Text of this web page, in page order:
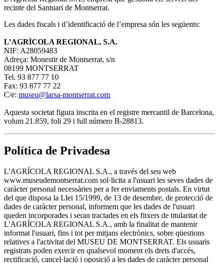
recinte del Santuari de Montserrat.
Les dades fiscals i d’identificació de l’empresa són les següents:
L’AGRÍCOLA REGIONAL, S.A.
NIF: A28059483
Adreça: Monestir de Montserrat, s/n
08199 MONTSERRAT
Tel. 93 877 77 10
Fax: 93 877 77 22
C/e: museu@larsa-montserrat.com
Aquesta societat figura inscrita en el registre mercantil de Barcelona,
volum 21.859, foli 29 i full número B-28813.
Política de Privadesa
L'AGRÍCOLA REGIONAL S.A., a través del seu web
www.museudemontserrat.com sol·licita a l'usuari les seves dades de
caràcter personal necessàries per a fer enviaments postals. En virtut
del que disposa la Llei 15/1999, de 13 de desembre, de protecció de
dades de caràcter personal, informem que les dades de l'usuari
queden incorporades i seran tractades en els fitxers de titularitat de
L'AGRÍCOLA REGIONAL S.A., amb la finalitat de mantenir
informat l'usuari, fins i tot per mitjans electrònics, sobre qüestions
relatives a l'activitat del MUSEU DE MONTSERRAT. Els usuaris
registrats poden exercir en qualsevol moment els drets d'accés,
rectificació, cancel·lació i oposició a les dades de caràcter personal